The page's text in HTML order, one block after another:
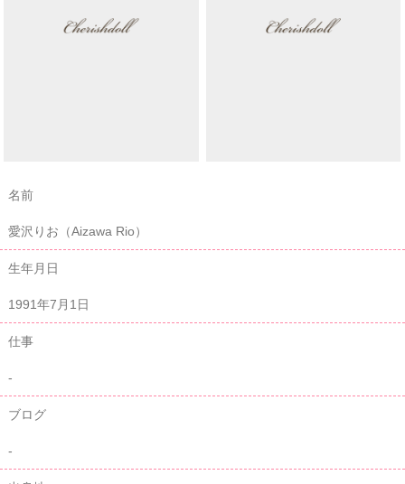
名前
愛沢りお（Aizawa Rio）
生年月日
1991年7月1日
仕事
-
ブログ
-